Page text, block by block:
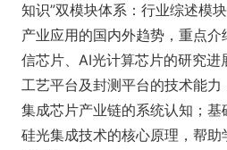
知识”双模块体系：行业综述模
产业应用的国内外趋势，重点
信芯片、AI光计算芯片的研究进
工艺平台及封测平台的技术能
集成芯片产业链的系统认知；
硅光集成技术的核心原理，帮